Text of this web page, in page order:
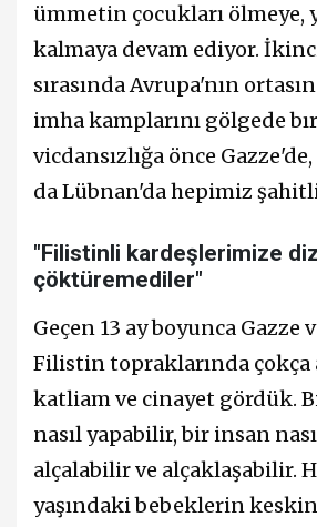
ümmetin çocukları ölmeye,
kalmaya devam ediyor.
sırasında Avrupa'nın
imha kamplarını gölgede
vicdansızlığa önce
da Lübnan'da hepimiz
"Filistinli kardeşlerimize diz
çöktüremediler"
Geçen 13 ay boyunca Gazze
Filistin topraklarında çokça
katliam ve cinayet gördük.
nasıl yapabilir, bir insan
alçalabilir ve alçaklaşabilir.
yaşındaki bebeklerin